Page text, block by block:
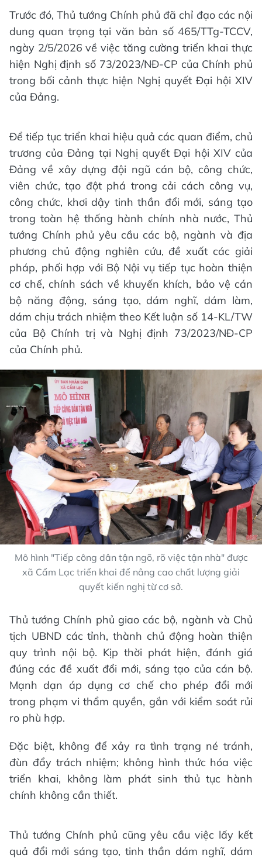
Trước đó, Thủ tướng Chính phủ đã chỉ đạo các nội
dung quan trọng tại văn bản số 465/TTg-TCCV,
ngày 2/5/2026 về việc tăng cường triển khai thực
hiện Nghị định số 73/2023/NĐ-CP của Chính phủ
trong bối cảnh thực hiện Nghị quyết Đại hội XIV
của Đảng.
Để tiếp tục triển khai hiệu quả các quan điểm, chủ
trương của Đảng tại Nghị quyết Đại hội XIV của
Đảng về xây dựng đội ngũ cán bộ, công chức,
viên chức, tạo đột phá trong cải cách công vụ,
công chức, khơi dậy tinh thần đổi mới, sáng tạo
trong toàn hệ thống hành chính nhà nước, Thủ
tướng Chính phủ yêu cầu các bộ, ngành và địa
phương chủ động nghiên cứu, đề xuất các giải
pháp, phối hợp với Bộ Nội vụ tiếp tục hoàn thiện
cơ chế, chính sách về khuyến khích, bảo vệ cán
bộ năng động, sáng tạo, dám nghĩ, dám làm,
dám chịu trách nhiệm theo Kết luận số 14-KL/TW
của Bộ Chính trị và Nghị định 73/2023/NĐ-CP
của Chính phủ.
Mô hình "Tiếp công dân tận ngõ, rõ việc tận nhà" được
xã Cẩm Lạc triển khai để nâng cao chất lượng giải
quyết kiến nghị từ cơ sở.
Thủ tướng Chính phủ giao các bộ, ngành và Chủ
tịch UBND các tỉnh, thành chủ động hoàn thiện
quy trình nội bộ. Kịp thời phát hiện, đánh giá
đúng các đề xuất đổi mới, sáng tạo của cán bộ.
Mạnh dạn áp dụng cơ chế cho phép đổi mới
trong phạm vi thẩm quyền, gắn với kiểm soát rủi
ro phù hợp.
Đặc biệt, không để xảy ra tình trạng né tránh,
đùn đẩy trách nhiệm; không hình thức hóa việc
triển khai, không làm phát sinh thủ tục hành
chính không cần thiết.
Thủ tướng Chính phủ cũng yêu cầu việc lấy kết
quả đổi mới sáng tạo, tinh thần dám nghĩ, dám